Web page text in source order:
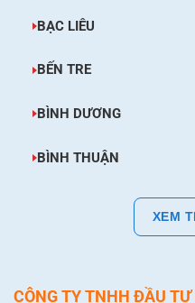
BẠC LIÊU
BẾN TRE
BÌNH DƯƠNG
BÌNH THUẬN
XEM
CÔNG TY TNHH ĐẦU